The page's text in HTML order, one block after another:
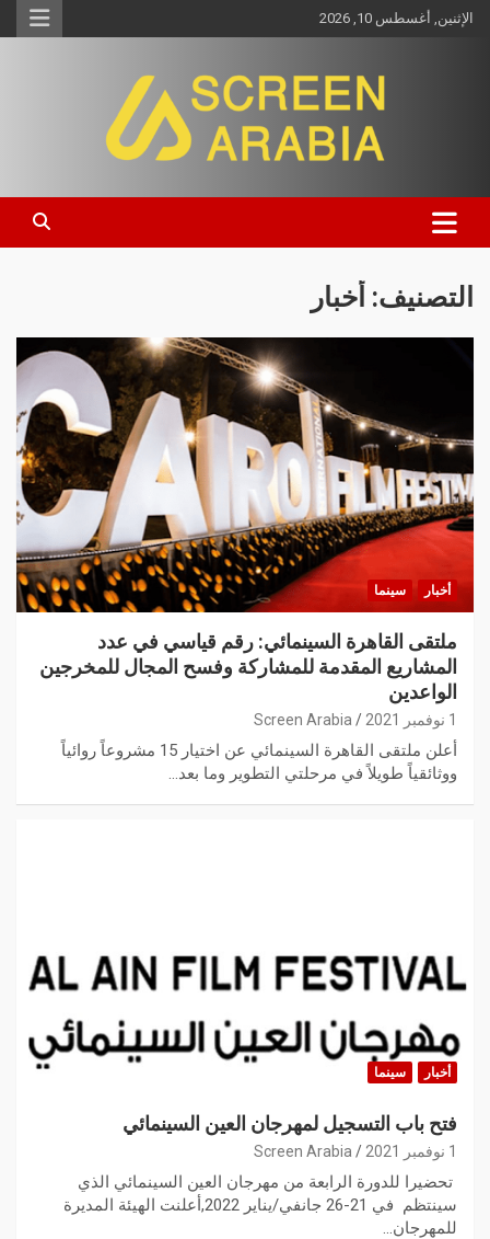
الإثنين, أغسطس 10, 2026
Screen Arabia
التصنيف: أخبار
أخبار سينما
ملتقى القاهرة السينمائي: رقم قياسي في عدد
المشاريع المقدمة للمشاركة وفسح المجال للمخرجين
الواعدين
1 نوفمبر 2021 Screen Arabia
أعلن ملتقى القاهرة السينمائي عن اختيار 15 مشروعاً روائياً
ووثائقياً طويلاً في مرحلتي التطوير وما بعد…
أخبار سينما
فتح باب التسجيل لمهرجان العين السينمائي
1 نوفمبر 2021 Screen Arabia
تحضيرا للدورة الرابعة من مهرجان العين السينمائي الذي
سينتظم في 21-26 جانفي/يناير 2022,أعلنت الهيئة المديرة
للمهرجان…